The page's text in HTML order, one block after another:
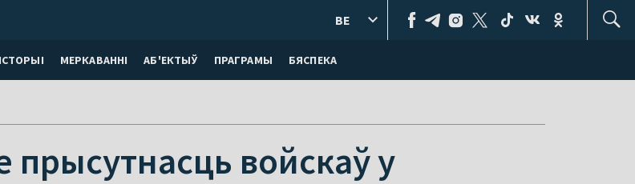
МЕРКАВАННI АБ'ЕКТЫЎ ПРАГРАМЫ БЯСПЕКА
BE
прысутнасць войскаў у